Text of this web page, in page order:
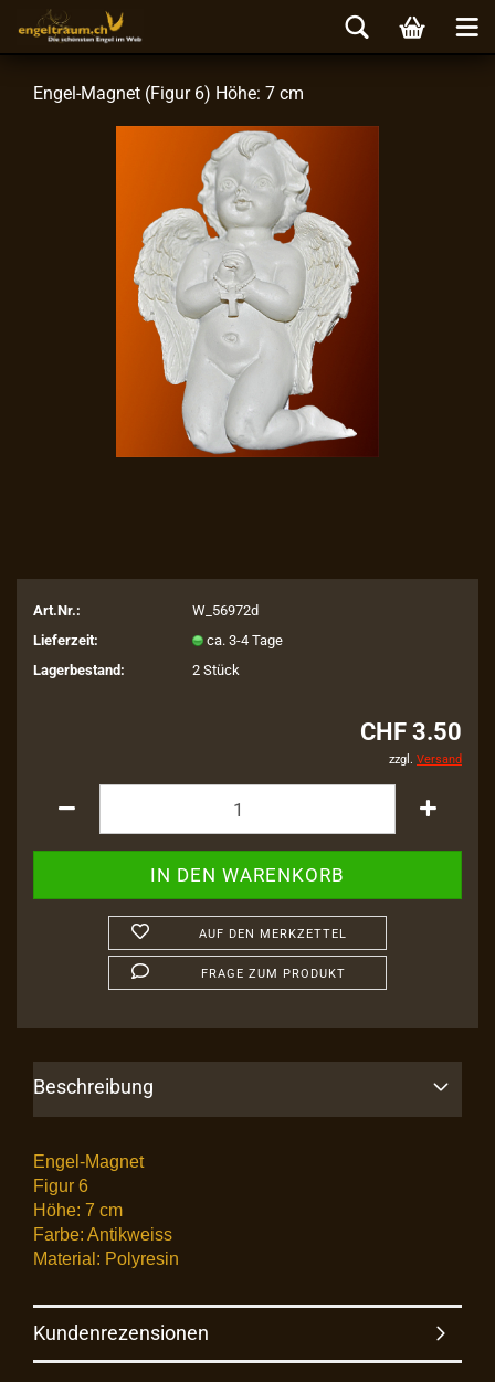
Engel-​Magnet (Figur 6) Höhe: 7 cm
Art.Nr.:
W_56972d
Lieferzeit:
ca. 3-4 Tage
Lagerbestand:
2Stück
CHF 3.50
zzgl. Versand
AUF DEN MERKZETTEL
FRAGE ZUM PRODUKT
Beschreibung
Engel-Magnet
Figur 6
Höhe: 7 cm
Farbe: Antikweiss
Material: Polyresin
Kundenrezensionen